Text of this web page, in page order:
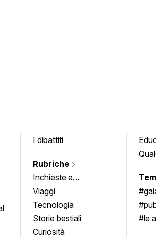
I dibattiti
Rubriche
Inchieste e
approfondimenti
Viaggi
Tecnologia
Storie bestiali
Curiosità
#le